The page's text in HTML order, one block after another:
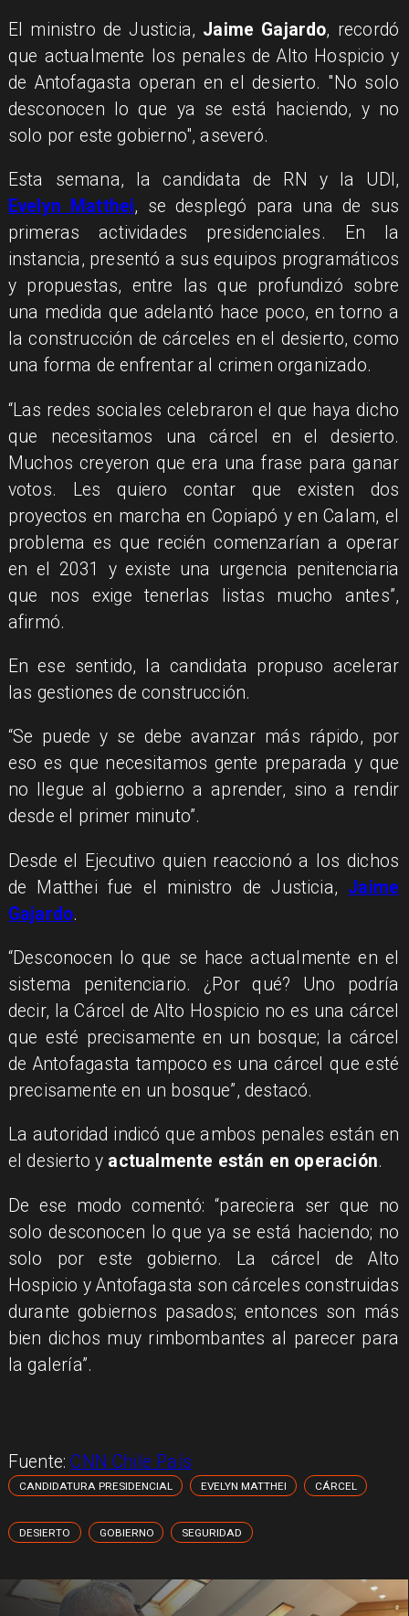
El ministro de Justicia, Jaime Gajardo, recordó
que actualmente los penales de Alto Hospicio y
de Antofagasta operan en el desierto. "No solo
desconocen lo que ya se está haciendo, y no
solo por este gobierno", aseveró.
Esta semana, la candidata de RN y la UDI,
Evelyn Matthei, se desplegó para una de sus
primeras actividades presidenciales. En la
instancia, presentó a sus equipos programáticos
y propuestas, entre las que profundizó sobre
una medida que adelantó hace poco, en torno a
la construcción de cárceles en el desierto, como
una forma de enfrentar al crimen organizado.
“Las redes sociales celebraron el que haya dicho
que necesitamos una cárcel en el desierto.
Muchos creyeron que era una frase para ganar
votos. Les quiero contar que existen dos
proyectos en marcha en Copiapó y en Calam, el
problema es que recién comenzarían a operar
en el 2031 y existe una urgencia penitenciaria
que nos exige tenerlas listas mucho antes”,
afirmó.
En ese sentido, la candidata propuso acelerar
las gestiones de construcción.
“Se puede y se debe avanzar más rápido, por
eso es que necesitamos gente preparada y que
no llegue al gobierno a aprender, sino a rendir
desde el primer minuto”.
Desde el Ejecutivo quien reaccionó a los dichos
de Matthei fue el ministro de Justicia, Jaime
Gajardo.
“Desconocen lo que se hace actualmente en el
sistema penitenciario. ¿Por qué? Uno podría
decir, la Cárcel de Alto Hospicio no es una cárcel
que esté precisamente en un bosque; la cárcel
de Antofagasta tampoco es una cárcel que esté
precisamente en un bosque”, destacó.
La autoridad indicó que ambos penales están en
el desierto y actualmente están en operación.
De ese modo comentó: “pareciera ser que no
solo desconocen lo que ya se está haciendo; no
solo por este gobierno. La cárcel de Alto
Hospicio y Antofagasta son cárceles construidas
durante gobiernos pasados; entonces son más
bien dichos muy rimbombantes al parecer para
la galería”.
Fuente:CNN Chile País
CANDIDATURA PRESIDENCIAL EVELYN MATTHEI CÁRCEL
DESIERTO GOBIERNO SEGURIDAD